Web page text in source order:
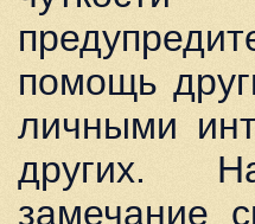
помощь
личными
других.
замечание